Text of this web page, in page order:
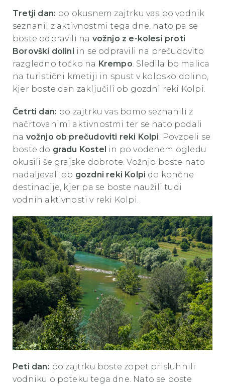
Tretji dan: po okusnem zajtrku vas bo vodnik
seznanil z aktivnostmi tega dne, nato pa se
boste odpravili na vožnjo z e-kolesi proti
Borovški dolini in se odpravili na prečudovito
razgledno točko na Krempo. Sledila bo malica
na turistični kmetiji in spust v kolpsko dolino,
kjer boste dan zaključili ob gozdni reki Kolpi.
Četrti dan: po zajtrku vas bomo seznanili z
načrtovanimi aktivnostmi ter se nato podali
na vožnjo ob prečudoviti reki Kolpi. Povzpeli se
boste do gradu Kostel in po vodenem ogledu
okusili še grajske dobrote. Vožnjo boste nato
nadaljevali ob gozdni reki Kolpi do končne
destinacije, kjer pa se boste naužili tudi
vodnih aktivnosti v reki Kolpi.
Peti dan: po zajtrku boste zopet prisluhnili
vodniku o poteku tega dne. Nato se boste